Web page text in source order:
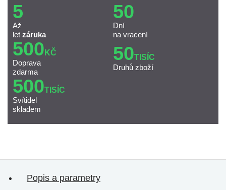
5
Až
let záruka
50
Dní
na vracení
500 KČ
Doprava
zdarma
50TISÍC
Druhů zboží
500TISÍC
Svítidel
skladem
Popis a parametry